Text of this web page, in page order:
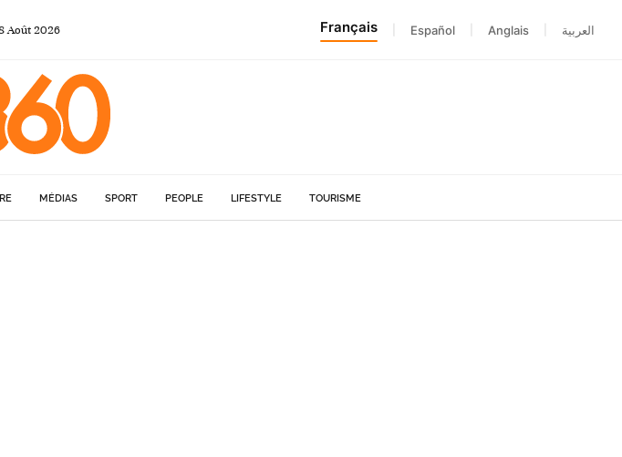
Août2026 Français Español Anglais العربية
MÉDIAS SPORT PEOPLE LIFESTYLE TOURISME